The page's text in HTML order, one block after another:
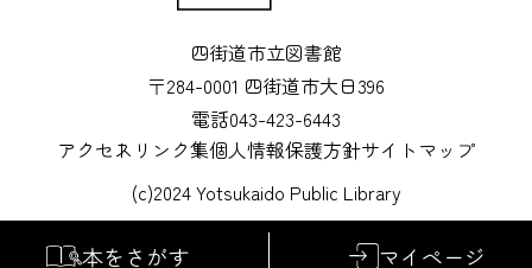
四街道市立図書館
〒284-0001 四街道市大日396
電話043-423-6443
アクセス リンク集個人情報保護方針サイトマップ
(c)2024 Yotsukaido Public Library
本をさがす マイページ